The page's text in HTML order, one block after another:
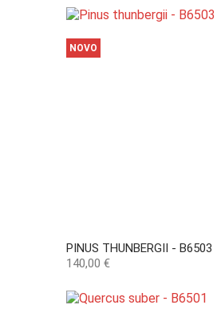
PINUS THUNBERGII - B6503
Preço
140,00 €
NOVO